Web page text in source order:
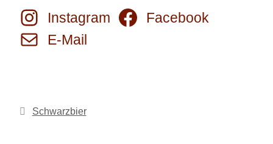
Instagram
Facebook
E-Mail
Kategorien
Schwarzbier